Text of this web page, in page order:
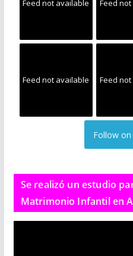
Feed not available Feed
Feed not available Feed
Follow
Se realizó un estudio
Matrimonio Infantil en